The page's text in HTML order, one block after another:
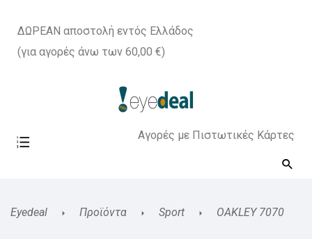
ΔΩΡΕΑΝ αποστολή εντός Ελλάδος
(για αγορές άνω των 60,00 €)
Αγορές με Πιστωτικές Κάρτες
Eyedeal Προϊόντα Sport OAKLEY 7070